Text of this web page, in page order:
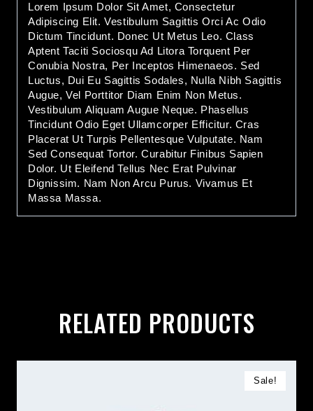
Lorem Ipsum Dolor Sit Amet, Consectetur
Adipiscing Elit. Vestibulum Sagittis Orci Ac Odio
Dictum Tincidunt. Donec Ut Metus Leo. Class
Aptent Taciti Sociosqu Ad Litora Torquent Per
Conubia Nostra, Per Inceptos Himenaeos. Sed
Luctus, Dui Eu Sagittis Sodales, Nulla Nibh Sagittis
Augue, Vel Porttitor Diam Enim Non Metus.
Vestibulum Aliquam Augue Neque. Phasellus
Tincidunt Odio Eget Ullamcorper Efficitur. Cras
Placerat Ut Turpis Pellentesque Vulputate. Nam
Sed Consequat Tortor. Curabitur Finibus Sapien
Dolor. Ut Eleifend Tellus Nec Erat Pulvinar
Dignissim. Nam Non Arcu Purus. Vivamus Et
Massa Massa.
RELATED PRODUCTS
Sale!